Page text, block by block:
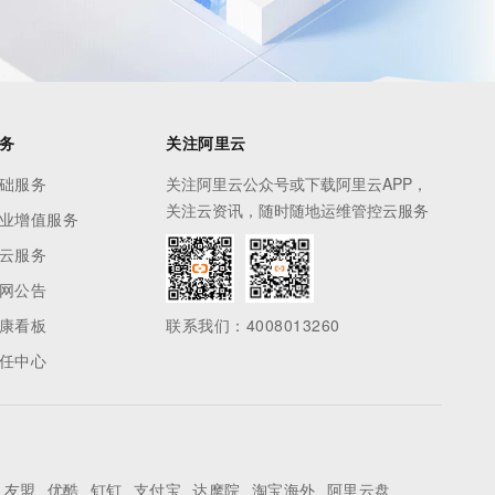
服务
增值服务
服务
公告
看板
中心
关注阿里云
关注阿里云公众号或下载阿里云APP，
关注云资讯，随时随地运维管控云服务
联系我们：4008013260
友盟 优酷 钉钉 支付宝 达摩院 淘宝海外 阿里云盘